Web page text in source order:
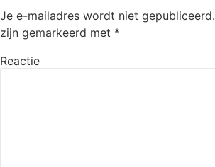
Je e-mailadres wordt niet gepubliceerd.
zijn gemarkeerd met *
Reactie